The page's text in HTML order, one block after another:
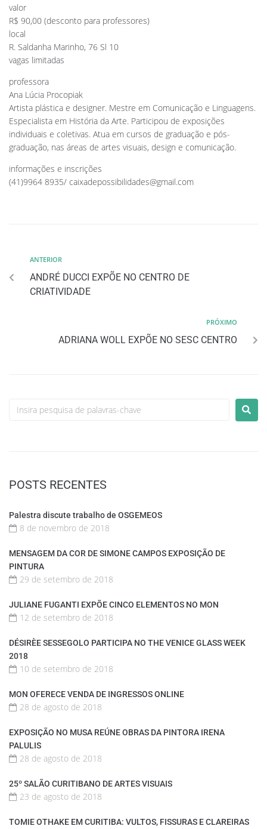
valor
R$ 90,00 (desconto para professores)
local
R. Saldanha Marinho, 76 Sl 10
vagas limitadas
professora
Ana Lúcia Procopiak
Artista plástica e designer. Mestre em Comunicação e Linguagens.
Especialista em História da Arte. Participou de exposições
individuais e coletivas. Atua em cursos de graduação e pós-
graduação, nas áreas de artes visuais, design e comunicação.
informações e inscrições
(41)9964 8935/ caixadepossibilidades@gmail.com
ANTERIOR
ANDRÉ DUCCI EXPÕE NO CENTRO DE
CRIATIVIDADE
PRÓXIMO
ADRIANA WOLL EXPÕE NO SESC CENTRO
POSTS RECENTES
Palestra discute trabalho de OSGEMEOS
8 de novembro de 2018
MENSAGEM DA COR DE SIMONE CAMPOS EXPOSIÇÃO DE
PINTURA
29 de setembro de 2018
JULIANE FUGANTI EXPÕE CINCO ELEMENTOS NO MON
12 de setembro de 2018
DÉSIRÈE SESSEGOLO PARTICIPA NO THE VENICE GLASS WEEK
2018
10 de setembro de 2018
MON OFERECE VENDA DE INGRESSOS ONLINE
28 de agosto de 2018
EXPOSIÇÃO NO MUSA REÚNE OBRAS DA PINTORA IRENA
PALULIS
28 de agosto de 2018
25º SALÃO CURITIBANO DE ARTES VISUAIS
23 de agosto de 2018
TOMIE OTHAKE EM CURITIBA: VULTOS, FISSURAS E CLAREIRAS